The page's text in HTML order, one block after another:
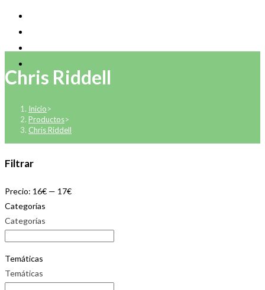
Chris Riddell
Inicio>
Productos>
Chris Riddell
Filtrar
Precio: 16€ — 17€
Categorías
Categorías
Temáticas
Temáticas